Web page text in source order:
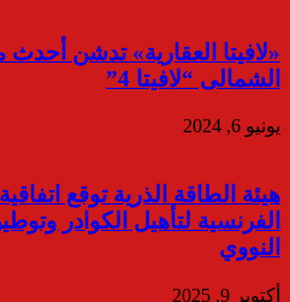
«لافيتا العقارية» تدشن
الشمالى “لافيتا 4”
يونيو 6, 2024
هيئة الطاقة الذرية توقع
الفرنسية لتأهيل الكوادر
النووي
أكتوبر 9, 2025